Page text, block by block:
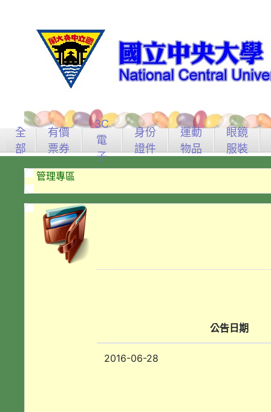
全
部
有價
票券
3C
電
子
身份
證件
運動
物品
眼鏡
服裝
管理專區
公告日期
2016-06-28